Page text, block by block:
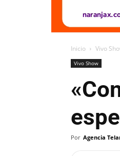
Inicio Vivo
Vivo Show
Por Agencia